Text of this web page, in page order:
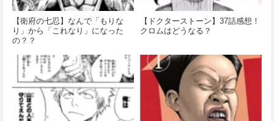
【衛府の七忍】なんで「もりな
り」から「これなり」になった
の？？
【ドクターストーン】37話感想！
クロムはどうなる？